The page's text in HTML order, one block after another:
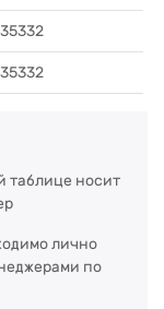
таблице носит
лично
по